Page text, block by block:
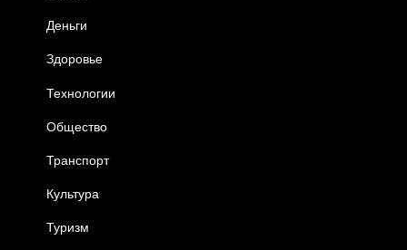
Деньги
Здоровье
Технологии
Общество
Транспорт
Культура
Туризм